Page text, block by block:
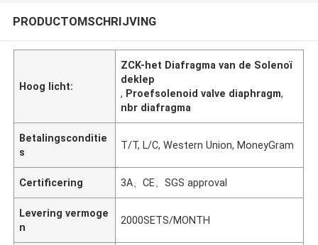
PRODUCTOMSCHRIJVING
Hoog licht:
ZCK-het Diafragma van de Solenoï
deklep
, Proefsolenoid valve diaphragm,
nbr diafragma
Betalingsconditie
s
T/T, L/C, Western Union, MoneyGram
Certificering 3A、CE、SGS approval
Levering vermoge
n
2000SETS/MONTH